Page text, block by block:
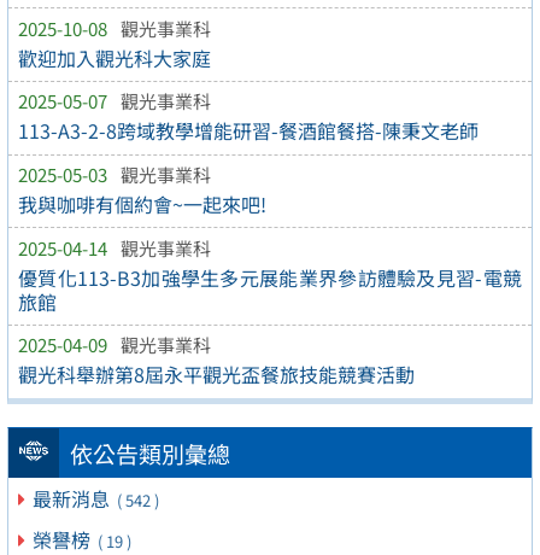
2025-10-08 觀光事業科
歡迎加入觀光科大家庭
2025-05-07 觀光事業科
113-A3-2-8跨域教學增能研習-餐酒館餐搭-陳秉文老師
2025-05-03 觀光事業科
我與咖啡有個約會~一起來吧!
2025-04-14 觀光事業科
優質化113-B3加強學生多元展能業界參訪體驗及見習-電競
旅館
2025-04-09 觀光事業科
觀光科舉辦第8屆永平觀光盃餐旅技能競賽活動
依公告類別彙總
最新消息 ( 542 )
榮譽榜 ( 19 )